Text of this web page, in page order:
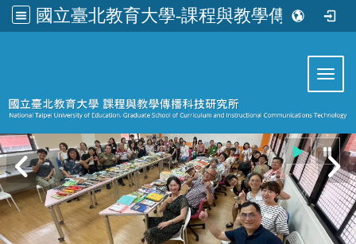
國立臺北教育大學-課程與教學傳播科技研究所